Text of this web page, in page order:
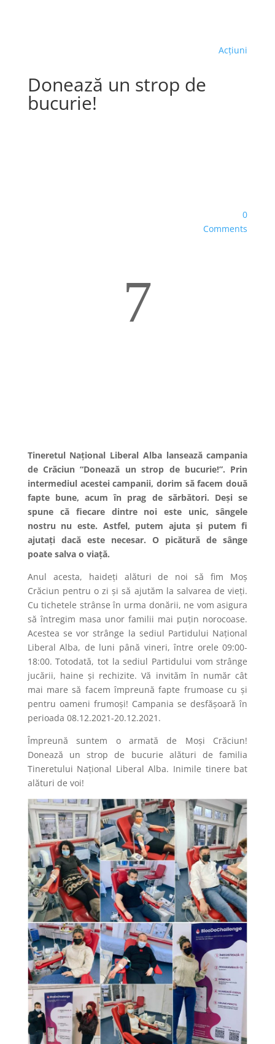
Acțiuni
Donează un strop de
bucurie!
0
Comments
7
Tineretul Național Liberal Alba lansează campania
de Crăciun “Donează un strop de bucurie!”. Prin
intermediul acestei campanii, dorim să facem două
fapte bune, acum în prag de sărbători. Deși se
spune că fiecare dintre noi este unic, sângele
nostru nu este. Astfel, putem ajuta și putem fi
ajutați dacă este necesar. O picătură de sânge
poate salva o viață.
Anul acesta, haideți alături de noi să fim Moș
Crăciun pentru o zi și să ajutăm la salvarea de vieți.
Cu tichetele strânse în urma donării, ne vom asigura
să întregim masa unor familii mai puțin norocoase.
Acestea se vor strânge la sediul Partidului Național
Liberal Alba, de luni până vineri, între orele 09:00-
18:00. Totodată, tot la sediul Partidului vom strânge
jucării, haine și rechizite. Vă invităm în număr cât
mai mare să facem împreună fapte frumoase cu și
pentru oameni frumoși! Campania se desfășoară în
perioada 08.12.2021-20.12.2021.
Împreună suntem o armată de Moși Crăciun!
Donează un strop de bucurie alături de familia
Tineretului Național Liberal Alba. Inimile tinere bat
alături de voi!